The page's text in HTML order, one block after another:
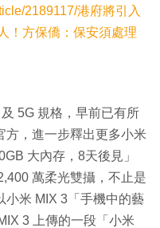
2189117/港府將引入
！方保僑：保安須處理
5G 規格，早前已有所
方，進一步釋出更多小米
大內存，8天後見」
萬柔光雙攝，不止是
小米 MIX 3「手機中的藝
3 上傳的一段「小米